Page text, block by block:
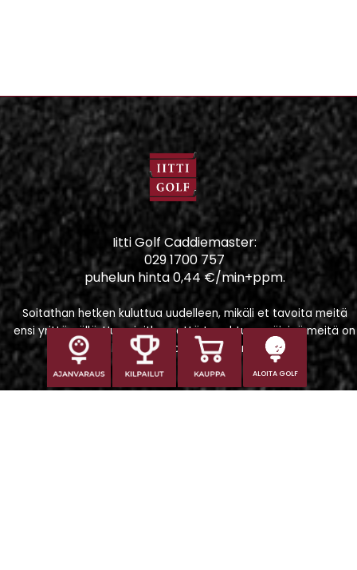
ALOITA GOLF
Iitti Golf Caddiemaster:
029 1700 757
puhelun hinta 0,44 €/min+ppm.
Soitathan hetken kuluttua uudelleen, mikäli et tavoita meitä
ensi yrittämällä. Huomioithan, että tapahtumapäivinä meitä on
vaikeampi tavoittaa puhelimitse.
Iitti Golf Niskaportti